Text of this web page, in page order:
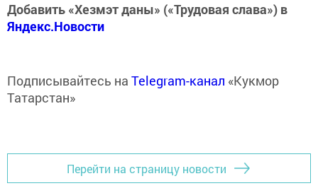
Добавить «Хезмэт даны» («Трудовая слава») в
Яндекс.Новости
Подписывайтесь на Telegram-канал «Кукмор
Татарстан»
Перейти на страницу новости